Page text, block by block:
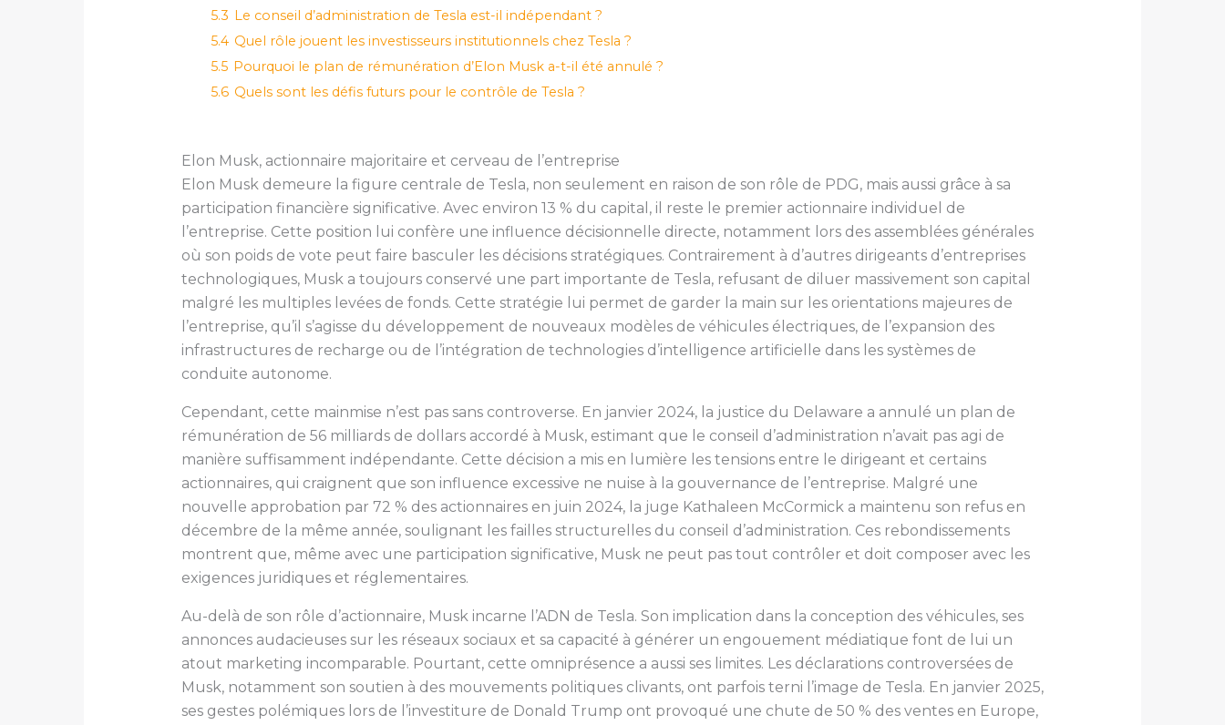
5.3 Le conseil d’administration de Tesla est-il indépendant ?
5.4 Quel rôle jouent les investisseurs institutionnels chez Tesla ?
5.5 Pourquoi le plan de rémunération d’Elon Musk a-t-il été annulé ?
5.6 Quels sont les défis futurs pour le contrôle de Tesla ?
Elon Musk, actionnaire majoritaire et cerveau de l’entreprise
Elon Musk demeure la figure centrale de Tesla, non seulement en raison de son rôle de PDG, mais aussi grâce à sa
participation financière significative. Avec environ 13 % du capital, il reste le premier actionnaire individuel de
l’entreprise. Cette position lui confère une influence décisionnelle directe, notamment lors des assemblées générales
où son poids de vote peut faire basculer les décisions stratégiques. Contrairement à d’autres dirigeants d’entreprises
technologiques, Musk a toujours conservé une part importante de Tesla, refusant de diluer massivement son capital
malgré les multiples levées de fonds. Cette stratégie lui permet de garder la main sur les orientations majeures de
l’entreprise, qu’il s’agisse du développement de nouveaux modèles de véhicules électriques, de l’expansion des
infrastructures de recharge ou de l’intégration de technologies d’intelligence artificielle dans les systèmes de
conduite autonome.
Cependant, cette mainmise n’est pas sans controverse. En janvier 2024, la justice du Delaware a annulé un plan de
rémunération de 56 milliards de dollars accordé à Musk, estimant que le conseil d’administration n’avait pas agi de
manière suffisamment indépendante. Cette décision a mis en lumière les tensions entre le dirigeant et certains
actionnaires, qui craignent que son influence excessive ne nuise à la gouvernance de l’entreprise. Malgré une
nouvelle approbation par 72 % des actionnaires en juin 2024, la juge Kathaleen McCormick a maintenu son refus en
décembre de la même année, soulignant les failles structurelles du conseil d’administration. Ces rebondissements
montrent que, même avec une participation significative, Musk ne peut pas tout contrôler et doit composer avec les
exigences juridiques et réglementaires.
Au-delà de son rôle d’actionnaire, Musk incarne l’ADN de Tesla. Son implication dans la conception des véhicules, ses
annonces audacieuses sur les réseaux sociaux et sa capacité à générer un engouement médiatique font de lui un
atout marketing incomparable. Pourtant, cette omniprésence a aussi ses limites. Les déclarations controversées de
Musk, notamment son soutien à des mouvements politiques clivants, ont parfois terni l’image de Tesla. En janvier 2025,
ses gestes polémiques lors de l’investiture de Donald Trump ont provoqué une chute de 50 % des ventes en Europe,